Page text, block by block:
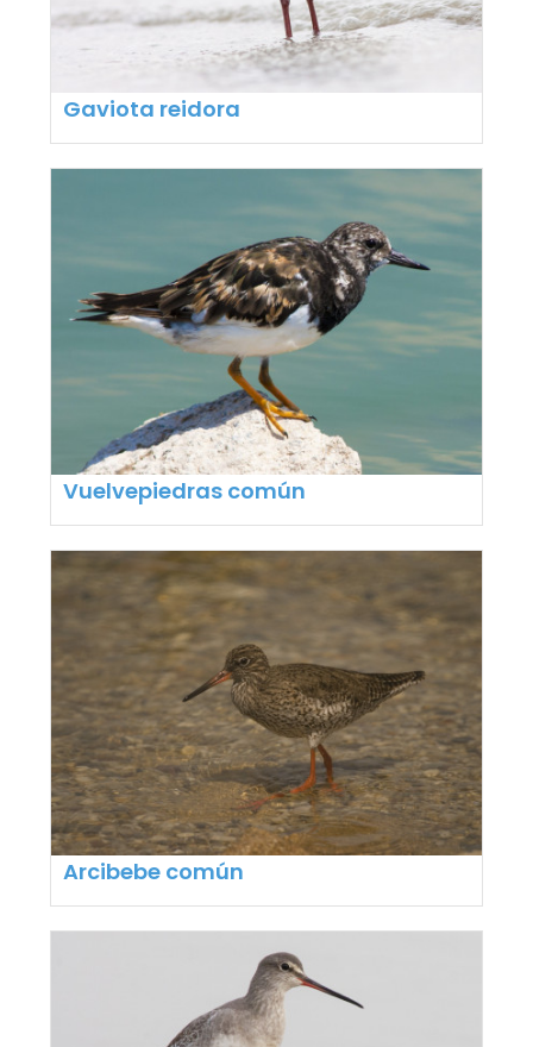
Gaviota reidora
Vuelvepiedras común
Arcibebe común